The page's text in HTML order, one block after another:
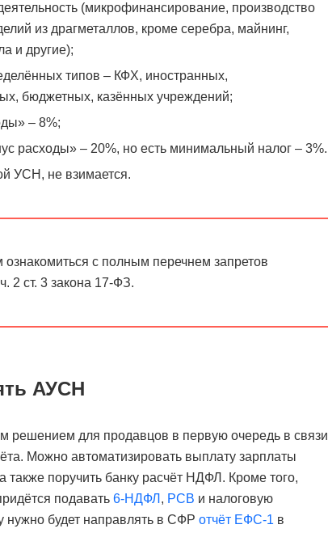
(микрофинансирование, производство
из драгметаллов, кроме серебра, майнинг,
и другие);
типов – КФХ, иностранных,
бюджетных, казённых учреждений;
– 8%;
расходы» – 20%, но есть минимальный налог – 3%.
УСН, не взимается.
с полным перечнем запретов
2 ст. 3 закона 17-ФЗ.
АУСН
решением для продавцов в первую очередь в связи
Можно автоматизировать выплату зарплаты
также поручить банку расчёт НДФЛ. Кроме того,
подавать 6-НДФЛ , РСВ и налоговую
будет направлять в СФР отчёт ЕФС-1 в